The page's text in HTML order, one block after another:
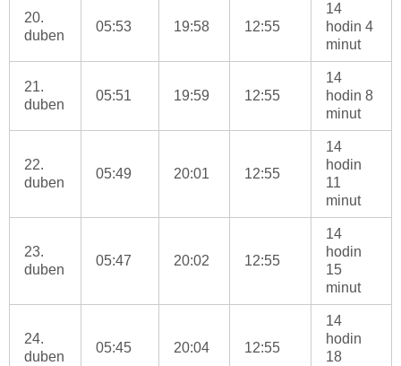
20.
duben
05:53 19:58 12:55
14
hodin 4
minut
21.
duben
05:51 19:59 12:55
14
hodin 8
minut
22.
duben
05:49 20:01 12:55
14
hodin
11
minut
23.
duben
05:47 20:02 12:55
14
hodin
15
minut
24.
duben
05:45 20:04 12:55
14
hodin
18